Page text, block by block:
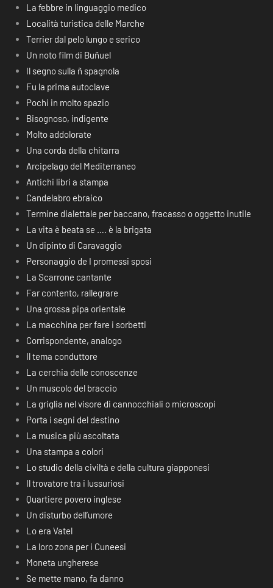
La febbre in linguaggio medico
Località turistica delle Marche
Terrier dal pelo lungo e serico
Un noto film di Buñuel
Il segno sulla ñ spagnola
Fu la prima autoclave
Pochi in molto spazio
Bisognoso, indigente
Molto addolorate
Una corda della chitarra
Arcipelago del Mediterraneo
Antichi libri a stampa
Candelabro ebraico
Termine dialettale per baccano, fracasso o oggetto inutile
La vita è beata se …. è la brigata
Un dipinto di Caravaggio
Personaggio de I promessi sposi
La Scarrone cantante
Far contento, rallegrare
Una grossa pipa orientale
La macchina per fare i sorbetti
Corrispondente, analogo
Il tema conduttore
La cerchia delle conoscenze
Un muscolo del braccio
La griglia nel visore di cannocchiali o microscopi
Porta i segni del destino
La musica più ascoltata
Una stampa a colori
Lo studio della civiltà e della cultura giapponesi
Il trovatore tra i lussuriosi
Quartiere povero inglese
Un disturbo dell’umore
Lo era Vatel
La loro zona per i Cuneesi
Moneta ungherese
Se mette mano, fa danno